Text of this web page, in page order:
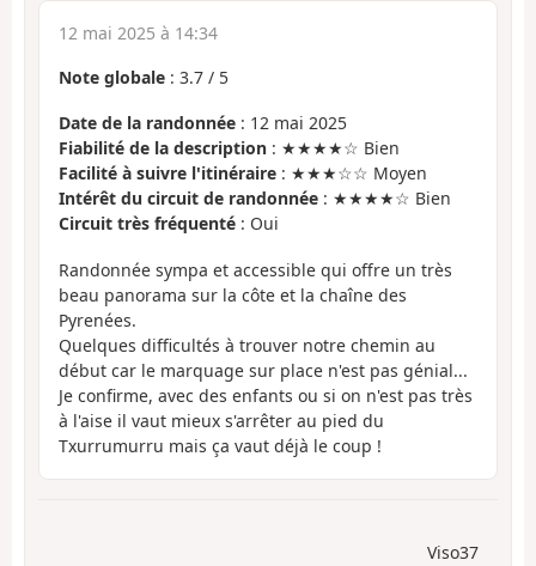
12 mai 2025 à 14:34
Note globale : 3.7 / 5
Date de la randonnée : 12 mai 2025
Fiabilité de la description : ★★★★☆ Bien
Facilité à suivre l'itinéraire : ★★★☆☆ Moyen
Intérêt du circuit de randonnée : ★★★★☆ Bien
Circuit très fréquenté : Oui
Randonnée sympa et accessible qui offre un très
beau panorama sur la côte et la chaîne des
Pyrenées.
Quelques difficultés à trouver notre chemin au
début car le marquage sur place n'est pas génial...
Je confirme, avec des enfants ou si on n'est pas très
à l'aise il vaut mieux s'arrêter au pied du
Txurrumurru mais ça vaut déjà le coup !
Viso37